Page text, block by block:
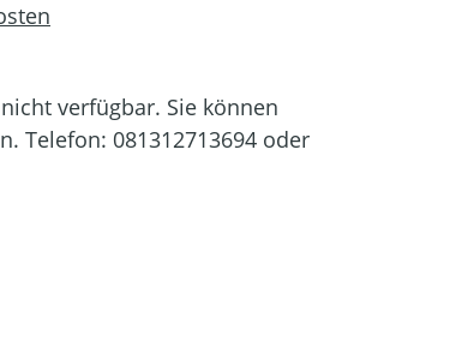
verfügbar. Sie können
Telefon: 081312713694 oder